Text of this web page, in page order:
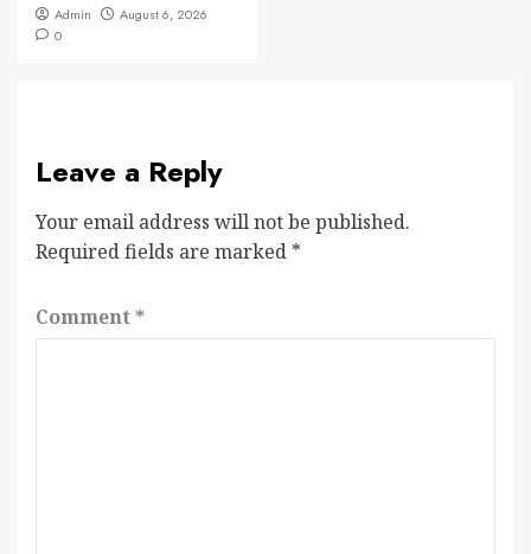
Admin
August 6, 2026
0
Leave a Reply
Your email address will not be published.
Required fields are marked *
Comment *